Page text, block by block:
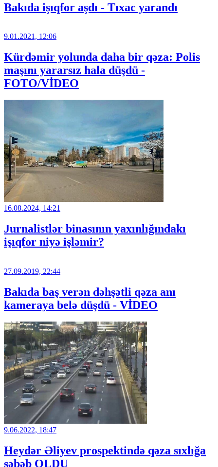
Bakıda işıqfor aşdı - Tıxac yarandı
9.01.2021, 12:06
Kürdəmir yolunda daha bir qəza: Polis
maşını yararsız hala düşdü -
FOTO/VİDEO
16.08.2024, 14:21
Jurnalistlər binasının yaxınlığındakı
işıqfor niyə işləmir?
27.09.2019, 22:44
Bakıda baş verən dəhşətli qəza anı
kameraya belə düşdü - VİDEO
9.06.2022, 18:47
Heydər Əliyev prospektində qəza sıxlığa
səbəb OLDU